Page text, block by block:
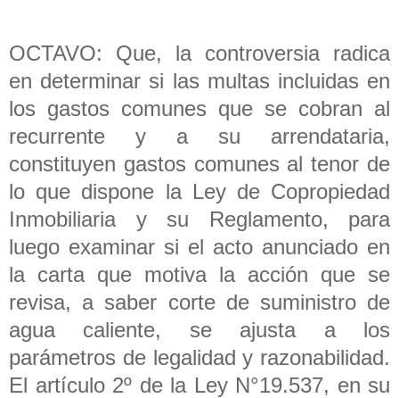
OCTAVO: Que, la controversia radica
en determinar si las multas incluidas en
los gastos comunes que se cobran al
recurrente y a su arrendataria,
constituyen gastos comunes al tenor de
lo que dispone la Ley de Copropiedad
Inmobiliaria y su Reglamento, para
luego examinar si el acto anunciado en
la carta que motiva la acción que se
revisa, a saber corte de suministro de
agua caliente, se ajusta a los
parámetros de legalidad y razonabilidad.
El artículo 2º de la Ley N°19.537, en su